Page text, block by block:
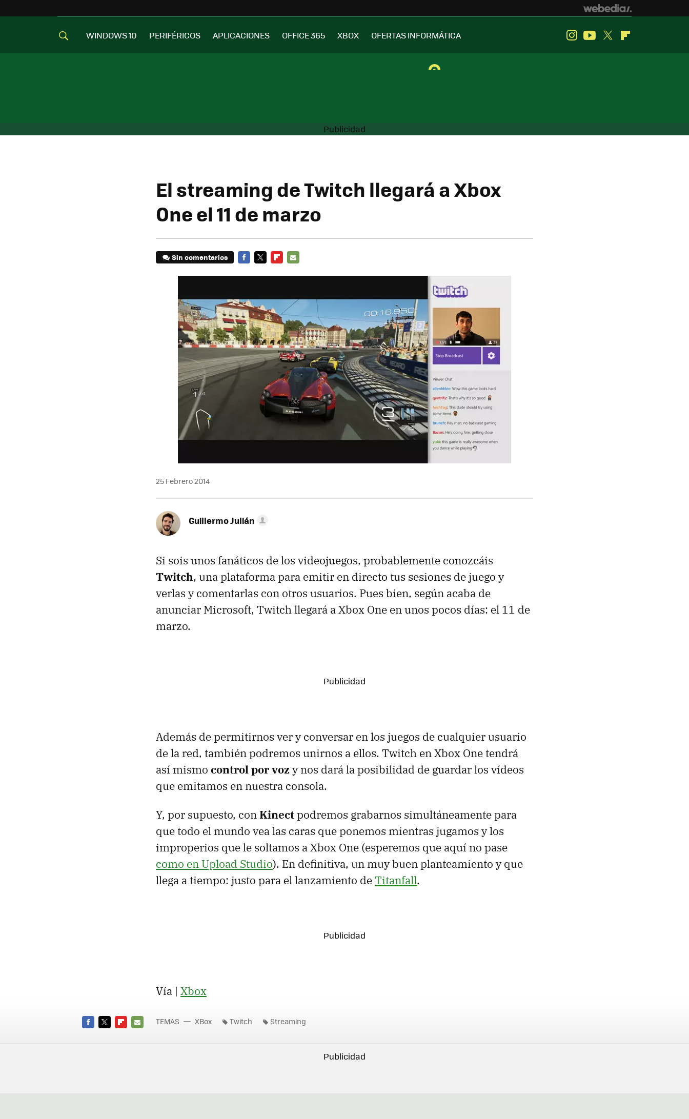
WINDOWS 10 PERIFÉRICOS APLICACIONES OFFICE 365 XBOX OFERTAS INFORMÁTICA InstagramYoutube
Twitter
El streaming de Twitch llegará a Xbox
One el 11 de marzo
Sin comentarios
25 Febrero 2014
Guillermo Julián
Si sois unos fanáticos de los videojuegos, probablemente conozcáis
Twitch, una plataforma para emitir en directo tus sesiones de juego y
verlas y comentarlas con otros usuarios. Pues bien, según acaba de
anunciar Microsoft, Twitch llegará a Xbox One en unos pocos días: el 11 de
marzo.
Además de permitirnos ver y conversar en los juegos de cualquier usuario
de la red, también podremos unirnos a ellos. Twitch en Xbox One tendrá
así mismo control por vozy nos dará la posibilidad de guardar los vídeos
que emitamos en nuestra consola.
Y, por supuesto, conKinectpodremos grabarnos simultáneamente para
que todo el mundo vea las caras que ponemos mientras jugamos y los
improperios que le soltamos a Xbox One (esperemos que aquí no pase
como en Upload Studio). En definitiva, un muy buen planteamiento y que
llega a tiempo: justo para el lanzamiento deTitanfall.
Vía | Xbox
MAIL
TEMAS XBox Twitch Streaming